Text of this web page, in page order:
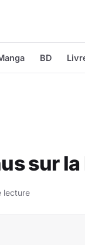
BD
sur
lecture